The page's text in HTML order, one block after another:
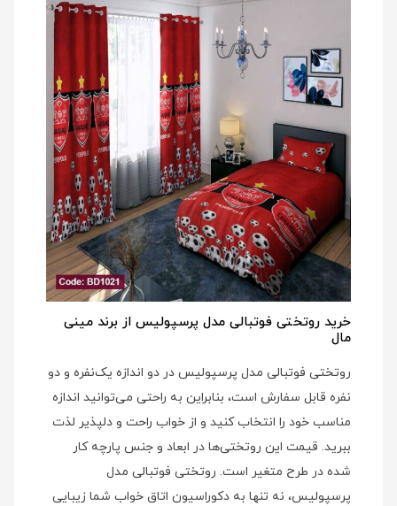
خرید روتختی فوتبالی مدل پرسپولیس از برند مینی
مال
روتختی فوتبالی مدل پرسپولیس در دو اندازه یک‌نفره و دو
نفره قابل سفارش است، بنابراین به راحتی می‌توانید اندازه
مناسب خود را انتخاب کنید و از خواب راحت و دلپذیر لذت
ببرید. قیمت این روتختی‌ها در ابعاد و جنس پارچه کار
شده در طرح متغیر است. روتختی فوتبالی مدل
پرسپولیس، نه تنها به دکوراسیون اتاق خواب شما زیبایی